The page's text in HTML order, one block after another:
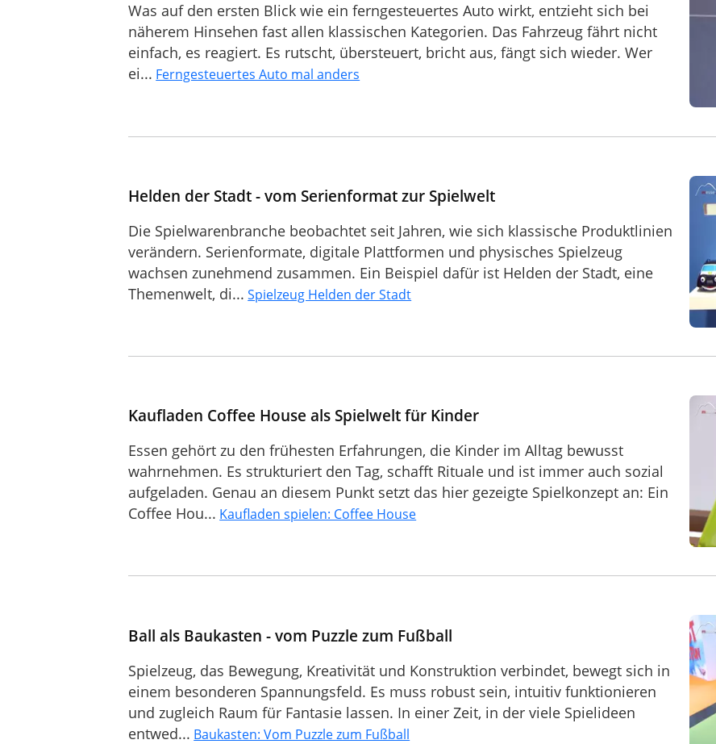
Was auf den ersten Blick wie ein ferngesteuertes Auto wirkt, entzieht sich bei
näherem Hinsehen fast allen klassischen Kategorien. Das Fahrzeug fährt nicht
einfach, es reagiert. Es rutscht, übersteuert, bricht aus, fängt sich wieder. Wer
ei... Ferngesteuertes Auto mal anders
Helden der Stadt - vom Serienformat zur Spielwelt
Die Spielwarenbranche beobachtet seit Jahren, wie sich klassische Produktlinien
verändern. Serienformate, digitale Plattformen und physisches Spielzeug
wachsen zunehmend zusammen. Ein Beispiel dafür ist Helden der Stadt, eine
Themenwelt, di... Spielzeug Helden der Stadt
Kaufladen Coffee House als Spielwelt für Kinder
Essen gehört zu den frühesten Erfahrungen, die Kinder im Alltag bewusst
wahrnehmen. Es strukturiert den Tag, schafft Rituale und ist immer auch sozial
aufgeladen. Genau an diesem Punkt setzt das hier gezeigte Spielkonzept an: Ein
Coffee Hou... Kaufladen spielen: Coffee House
Ball als Baukasten - vom Puzzle zum Fußball
Spielzeug, das Bewegung, Kreativität und Konstruktion verbindet, bewegt sich in
einem besonderen Spannungsfeld. Es muss robust sein, intuitiv funktionieren
und zugleich Raum für Fantasie lassen. In einer Zeit, in der viele Spielideen
entwed... Baukasten: Vom Puzzle zum Fußball